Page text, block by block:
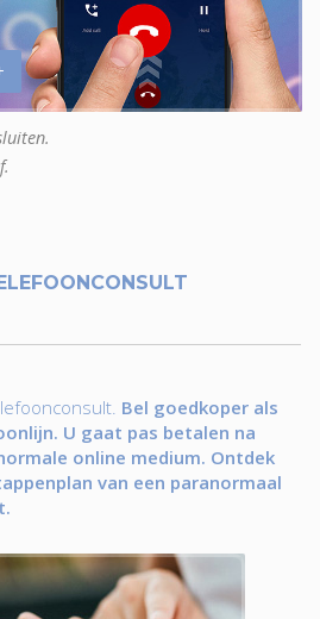
Bel goedkoper als
U gaat pas betalen na
online medium. Ontdek
van een paranormaal